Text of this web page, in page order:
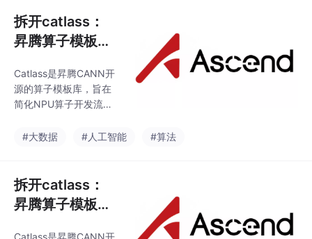
ce、AllGather和Reduc
eScatter等核心通信原
语。详细展示了HCCL
和注意事项，并通过代
码示例演示了张量并行
中的AllReduce操作和
+ReduceScatter通信
拆开catlass：
昇腾算子模板库
Catlass是昇腾CANN开
源的算子模板库，旨在
简化NPU算子开发流
抽象为三层模板架构：
（矩阵乘/卷积等）和实
例化接口。开发者只需
关注算子核心逻辑，模
#大数据 #人工智能 #算法
拆开catlass：
昇腾算子模板库
Catlass是昇腾CANN开